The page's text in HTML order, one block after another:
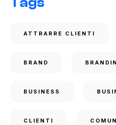
ATTRARRE CLIENTI
BRAND
BUSINESS
CLIENTI